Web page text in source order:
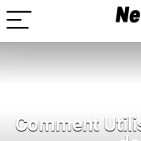
Comment